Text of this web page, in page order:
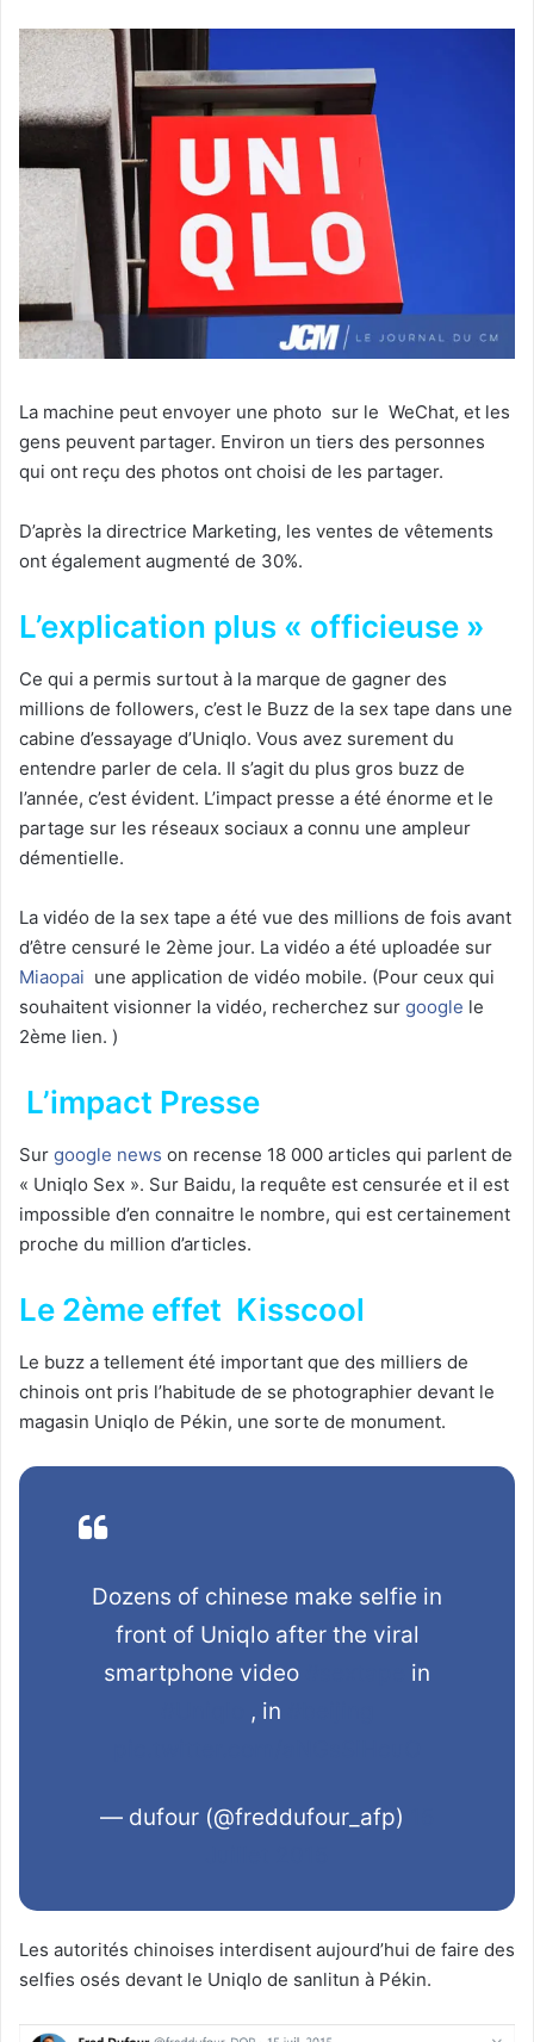
La machine peut envoyer une photo sur le WeChat, et les
gens peuvent partager. Environ un tiers des personnes
qui ont reçu des photos ont choisi de les partager.
D’après la directrice Marketing, les ventes de vêtements
ont également augmenté de 30%.
L’explication plus « officieuse »
Ce qui a permis surtout à la marque de gagner des
millions de followers, c’est le Buzz de la sex tape dans une
cabine d’essayage d’Uniqlo. Vous avez surement du
entendre parler de cela. Il s’agit du plus gros buzz de
l’année, c’est évident. L’impact presse a été énorme et le
partage sur les réseaux sociaux a connu une ampleur
démentielle.
La vidéo de la sex tape a été vue des millions de fois avant
d’être censuré le 2ème jour. La vidéo a été uploadée sur
Miaopai une application de vidéo mobile. (Pour ceux qui
souhaitent visionner la vidéo, recherchez sur google le
2ème lien. )
L’impact Presse
Sur google news on recense 18 000 articles qui parlent de
« Uniqlo Sex ». Sur Baidu, la requête est censurée et il est
impossible d’en connaitre le nombre, qui est certainement
proche du million d’articles.
Le 2ème effet Kisscool
Le buzz a tellement été important que des milliers de
chinois ont pris l’habitude de se photographier devant le
magasin Uniqlo de Pékin, une sorte de monument.
Dozens of chinese make selfie in
front of Uniqlo after the viral
smartphone video
in
, in
— dufour (@freddufour_afp)
Les autorités chinoises interdisent aujourd’hui de faire des
selfies osés devant le Uniqlo de sanlitun à Pékin.